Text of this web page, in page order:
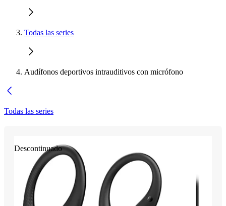
Todas las series
Audífonos deportivos intrauditivos con micrófono
Todas las series
Descontinuado